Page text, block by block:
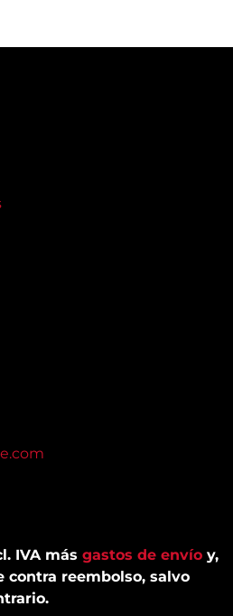
IVA más gastos de envío y,
contra reembolso, salvo